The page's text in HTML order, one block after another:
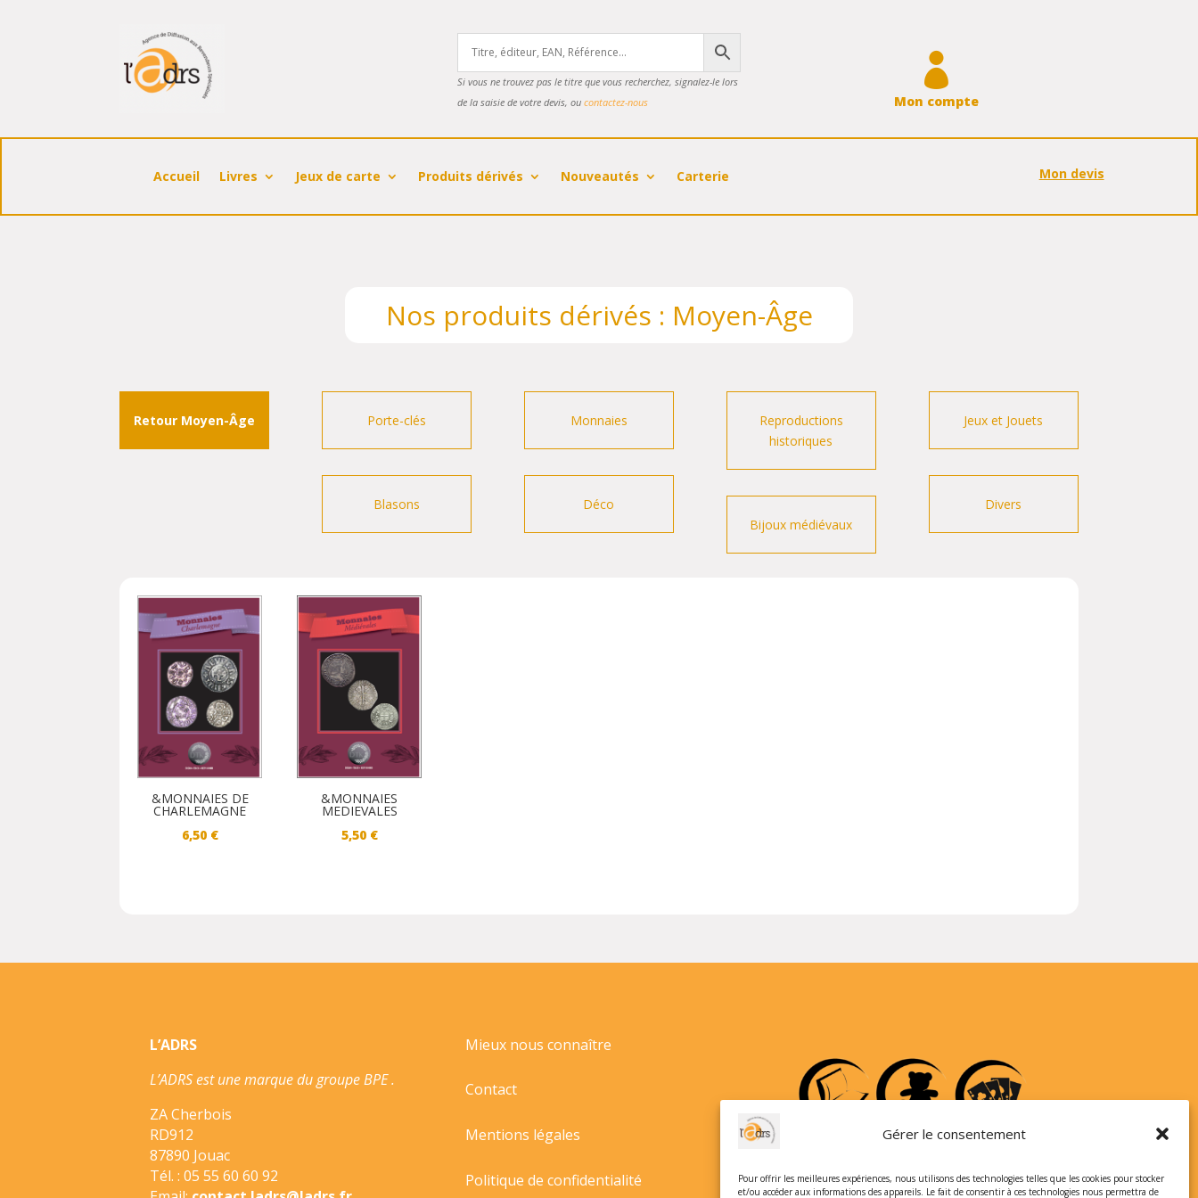
Gérer le consentement
Pour offrir les meilleures expériences, nous utilisons des technologies telles que les cookies pour stocker
et/ou accéder aux informations des appareils. Le fait de consentir à ces technologies nous permettra de
Si vous ne trouvez pas le titre que vous recherchez, signalez-le lors
de la saisie de votre devis, ou contactez-nous

Mon compte
Accueil Livres Jeux de carte Produits dérivés Nouveautés Carterie Mon devis
Nos produits dérivés : Moyen-Âge
Retour Moyen-Âge Porte-clés
Blasons
Monnaies
Déco
Reproductions
historiques
Bijoux médiévaux
Jeux et Jouets
Divers
&MONNAIES DE
CHARLEMAGNE
6,50 €
&MONNAIES
MEDIEVALES
5,50 €
L’ADRS
L’ADRS est une marque du groupe BPE .
ZA Cherbois
RD912
87890 Jouac
Tél. : 05 55 60 60 92
Mieux nous connaître
Contact
Mentions légales
Politique de confidentialité